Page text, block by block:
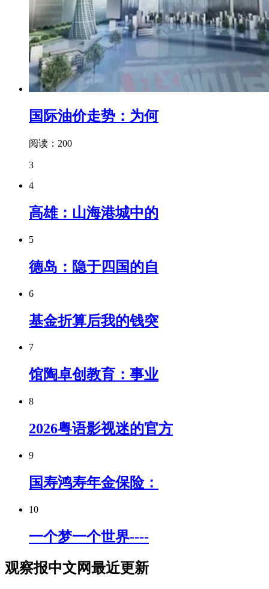
国际油价走势：为何
阅读：200
3
4
高雄：山海港城中的
5
德岛：隐于四国的自
6
基金折算后我的钱突
7
馆陶卓创教育：事业
8
2026粤语影视迷的官方
9
国寿鸿寿年金保险：
10
一个梦一个世界----
观察报中文网最近更新